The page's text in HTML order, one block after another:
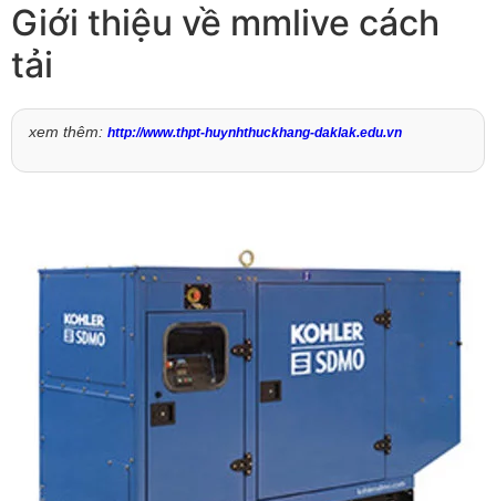
Giới thiệu về mmlive cách
tải
xem thêm: http://www.thpt-huynhthuckhang-daklak.edu.vn